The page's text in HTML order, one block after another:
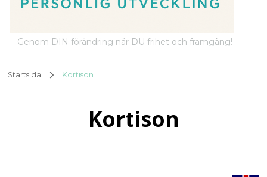
Genom DIN förändring når DU frihet och framgång!
Startsida Kortison
Kortison